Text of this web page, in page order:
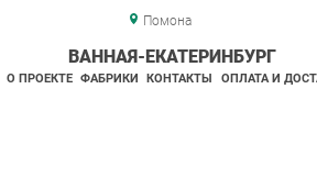
Помона
ВАННАЯ-ЕКАТЕРИНБУРГ
О ПРОЕКТЕ ФАБРИКИ КОНТАКТЫ ОПЛАТА И